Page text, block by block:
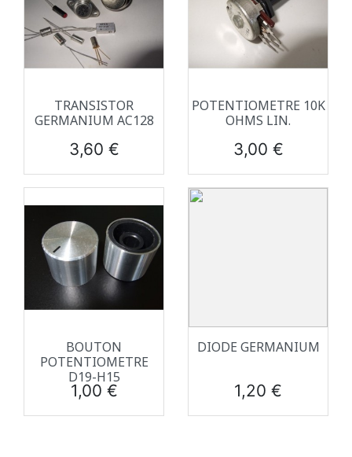
TRANSISTOR
GERMANIUM AC128
Prix
3,60 €
POTENTIOMETRE 10K
OHMS LIN.
Prix
3,00 €
BOUTON
POTENTIOMETRE
D19-H15
Prix
1,00 €
DIODE GERMANIUM
Prix
1,20 €